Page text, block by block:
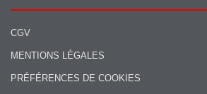
CGV
MENTIONS LÉGALES
PRÉFÉRENCES DE COOKIES